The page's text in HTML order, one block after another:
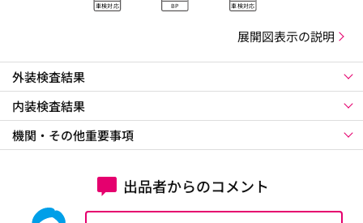
車検対応
BP
車検対応
展開図表示の説明
外装検査結果
内装検査結果
機関・その他重要事項
出品者からのコメント